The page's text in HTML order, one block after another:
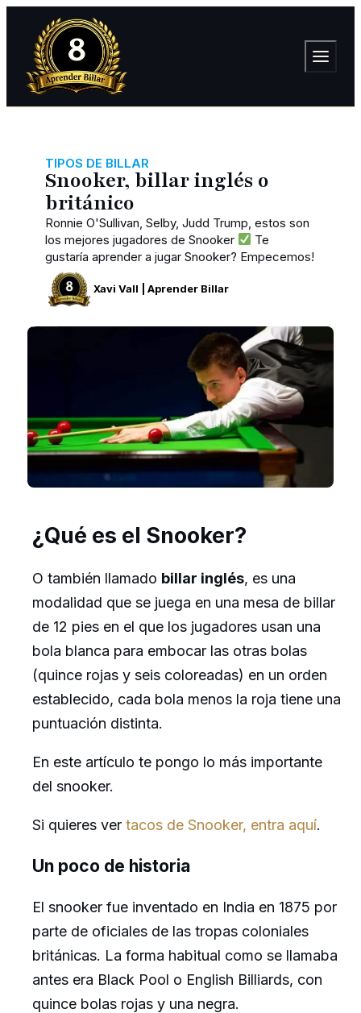
TIPOS DE BILLAR
Snooker, billar inglés o
británico
Ronnie O'Sullivan, Selby, Judd Trump, estos son
los mejores jugadores de Snooker
Te
gustaría aprender a jugar Snooker? Empecemos!
Xavi Vall | Aprender Billar
¿Qué es el Snooker?
O también llamado billar inglés, es una
modalidad que se juega en una mesa de billar
de 12 pies en el que los jugadores usan una
bola blanca para embocar las otras bolas
(quince rojas y seis coloreadas) en un orden
establecido, cada bola menos la roja tiene una
puntuación distinta.
En este artículo te pongo lo más importante
del snooker.
Si quieres ver tacos de Snooker, entra aquí.
Un poco de historia
El snooker fue inventado en India en 1875 por
parte de oficiales de las tropas coloniales
británicas. La forma habitual como se llamaba
antes era Black Pool o English Billiards, con
quince bolas rojas y una negra.